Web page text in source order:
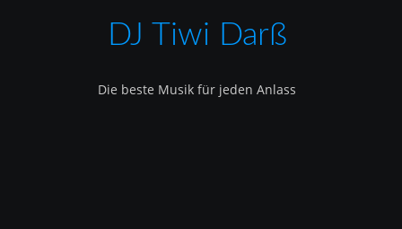
DJ Tiwi Darß
Die beste Musik für jeden Anlass